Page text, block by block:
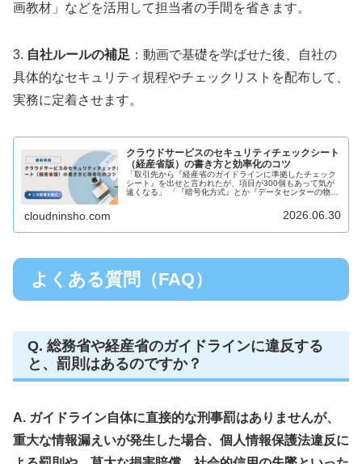
画教材」などを活用して担当者の手間を省きます。
3. 自社ルールの補足 ：動画で基礎を学ばせた後、自社の
具体的なセキュリティ規程やチェックリストを配布して、
実務に定着させます。
クラウドサービスのセキュリティチェックシート
（経産省版）の書き方と効率化のコツ
「取引先から『経産省のガイドラインに準拠したチェック
シート』を出せと言われたが、項目が300個もあって気が
遠くなる」 「『暗号化方式』とか『データセンターの物理
cloudninsho.com 2026.06.30
よくある質問（FAQ）
Q. 総務省や経産省のガイドラインに違反する
と、罰則はあるのですか？
A. ガイドライン自体に直接的な刑事罰はありませんが、
重大な情報漏えいが発生した場合、個人情報保護法違反に